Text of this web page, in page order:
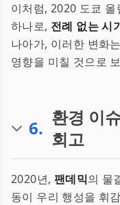
이처럼, 2020 도쿄
하나로, 전례 없는 시
나아가, 이러한 변화
영향을 미칠 것으로
6. 환경 이
회고
2020년, 팬데믹의 물
동이 우리 행성을 휘